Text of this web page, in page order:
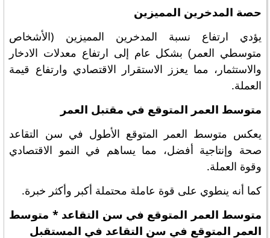
حصة المدخرين المميزين
يؤدي ارتفاع نسبة المدخرين المميزين (الأشخاص
متوسطي العمر) بشكل عام إلى ارتفاع معدلات الادخار
والاستثمار، مما يعزز الاستقرار الاقتصادي وارتفاع قيمة
العملة.
متوسط العمر المتوقع في مقتبل العمر
يعكس متوسط العمر المتوقع الأطول في سن التقاعد
صحة وإنتاجية أفضل، مما يساهم في النمو الاقتصادي
وقوة العملة.
كما أنه ينطوي على قوة عاملة محتملة أكبر وأكثر خبرة.
متوسط العمر المتوقع في سن التقاعد * متوسط
العمر المتوقع في سن التقاعد في المستقبل